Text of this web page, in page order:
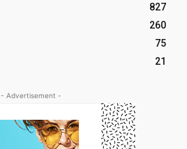
827
260
75
21
- Advertisement -